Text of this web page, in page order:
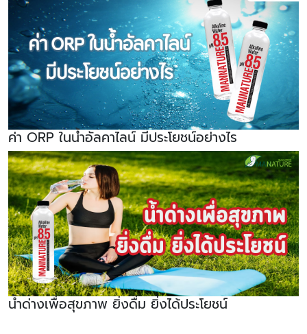
ค่า ORP ในน้ำอัลคาไลน์ มีประโยชน์อย่างไร
น้ำด่างเพื่อสุขภาพ ยิ่งดื่ม ยิ่งได้ประโยชน์